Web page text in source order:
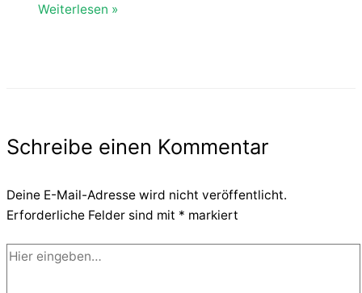
Weiterlesen »
Schreibe einen Kommentar
Deine E-Mail-Adresse wird nicht veröffentlicht.
Erforderliche Felder sind mit * markiert
Hier